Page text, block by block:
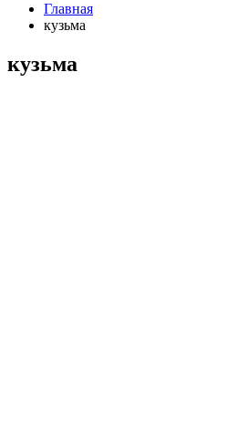
Главная
кузьма
кузьма